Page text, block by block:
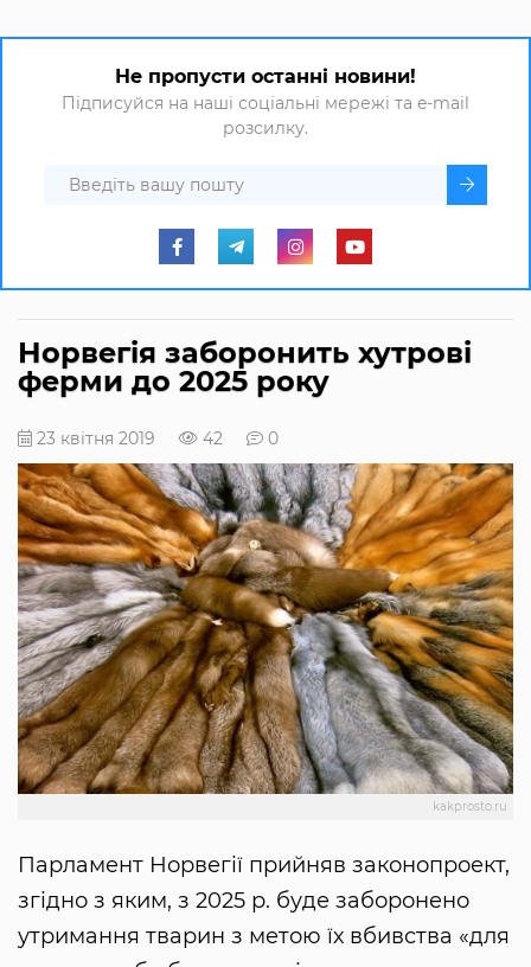
Не пропусти останні новини!
Підписуйся на наші соціальні мережі та e-mail
розсилку.
Норвегія заборонить хутрові
ферми до 2025 року
23 квітня 2019 42 0
kakprosto.ru
Парламент Норвегії прийняв законопроект,
згідно з яким, з 2025 р. буде заборонено
утримання тварин з метою їх вбивства «для